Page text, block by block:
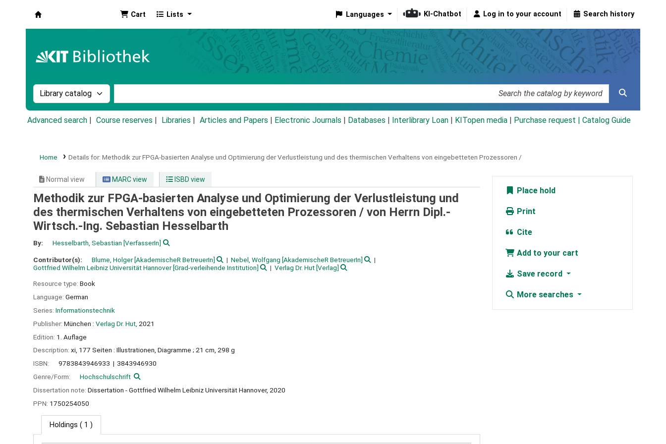
Cart Lists Languages KI-Chatbot Log in to your account Search history
Search the catalog by:
Advanced search Course reserves Libraries Articles and Papers Electronic Journals Databases Interlibrary Loan KITopen media Purchase request | Catalog Guide
Home Details for: Methodik zur FPGA-basierten Analyse und Optimierung der Verlustleistung und des thermischen Verhaltens von eingebetteten Prozessoren /
Normal view MARC view ISBD view
Methodik zur FPGA-basierten Analyse und Optimierung der Verlustleistung und
des thermischen Verhaltens von eingebetteten Prozessoren / von Herrn Dipl.-
Wirtsch.-Ing. Sebastian Hesselbarth
By: Hesselbarth, Sebastian [VerfasserIn]
Contributor(s): Blume, Holger[AkademischeR BetreuerIn] Nebel, Wolfgang [AkademischeR BetreuerIn]
Gottfried Wilhelm Leibniz Universität Hannover[Grad-verleihende Institution] Verlag Dr. Hut[Verlag]
Resource type: Book
Language: German
Series: Informationstechnik
Publisher: München : Verlag Dr. Hut, 2021
Edition: 1. Auflage
Description: xi, 177 Seiten : Illustrationen, Diagramme ; 21 cm, 298 g
ISBN:
9783843946933
3843946930
Genre/Form:
Hochschulschrift
Dissertation note: Dissertation - Gottfried Wilhelm Leibniz Universität Hannover, 2020
PPN: 1750254050
Holdings ( 1 )
Place hold
Print
Cite
Add to your cart
Save record
More searches